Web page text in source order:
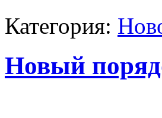
Категория:
Новый